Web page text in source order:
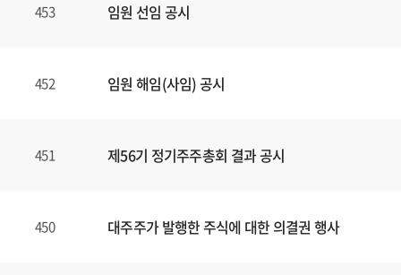
453 임원 선임 공시
452 임원 해임(사임) 공시
451 제56기 정기주주총회 결과 공시
450 대주주가 발행한 주식에 대한 의결권 행사